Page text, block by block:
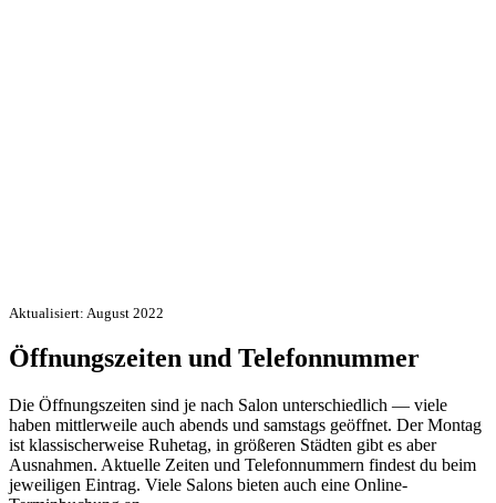
Aktualisiert: August 2022
Öffnungszeiten und Telefonnummer
Die Öffnungszeiten sind je nach Salon unterschiedlich — viele
haben mittlerweile auch abends und samstags geöffnet. Der Montag
ist klassischerweise Ruhetag, in größeren Städten gibt es aber
Ausnahmen. Aktuelle Zeiten und Telefonnummern findest du beim
jeweiligen Eintrag. Viele Salons bieten auch eine Online-